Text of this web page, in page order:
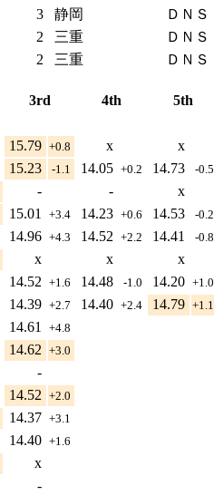
3 静岡
ＤＮＳ
2 三重
ＤＮＳ
2 三重 ＤＮＳ
3rd 4th 5th
15.79 +0.8 x x
15.23 -1.1 14.05 +0.2 14.73 -0.5
- - x
15.01 +3.4 14.23 +0.6 14.53 -0.2
14.96 +4.3 14.52 +2.2 14.41 -0.8
x x x
14.52 +1.6 14.48 -1.0 14.20 +1.0
14.39 +2.7 14.40 +2.4 14.79 +1.1
14.61 +4.8
14.62 +3.0
-
14.52 +2.0
14.37 +3.1
14.40 +1.6
x
-